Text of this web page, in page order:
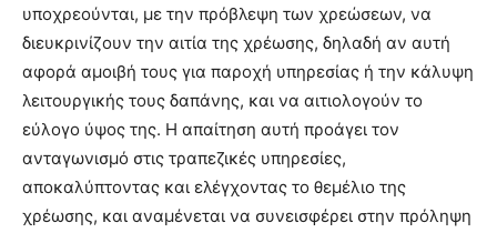
υποχρεούνται, με την πρόβλεψη των χρεώσεων, να
διευκρινίζουν την αιτία της χρέωσης, δηλαδή αν αυτή
αφορά αμοιβή τους για παροχή υπηρεσίας ή την κάλυψη
λειτουργικής τους δαπάνης, και να αιτιολογούν το
εύλογο ύψος της. Η απαίτηση αυτή προάγει τον
ανταγωνισμό στις τραπεζικές υπηρεσίες,
αποκαλύπτοντας και ελέγχοντας το θεμέλιο της
χρέωσης, και αναμένεται να συνεισφέρει στην πρόληψη